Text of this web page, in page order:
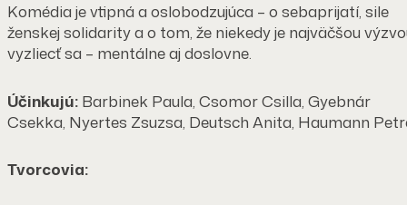
Komédia je vtipná a oslobodzujúca – o sebaprijatí, sile
ženskej solidarity a o tom, že niekedy je najväčšou
vyzliecť sa – mentálne aj doslovne.
Účinkujú: Barbinek Paula, Csomor Csilla, Gyebnár
Csekka, Nyertes Zsuzsa, Deutsch Anita, Haumann
Tvorcovia: